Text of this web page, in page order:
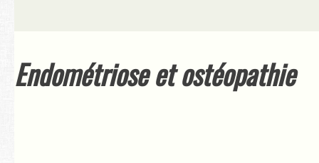
Endométriose et ostéopathie